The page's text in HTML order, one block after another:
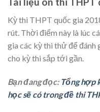
Kỳ thi THPT quốc gia
rút. Thời điểm này là lúc
gia các kỳ thi thử để đánh
cho kỳ thi sắp tới gần.
Bạn đang đọc: Tổng hợp
học sẽ có trong đề thi